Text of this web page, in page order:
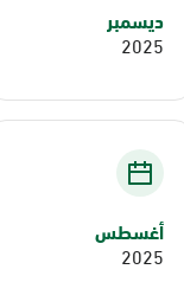
ديسمبر
2025
أغسطس
2025